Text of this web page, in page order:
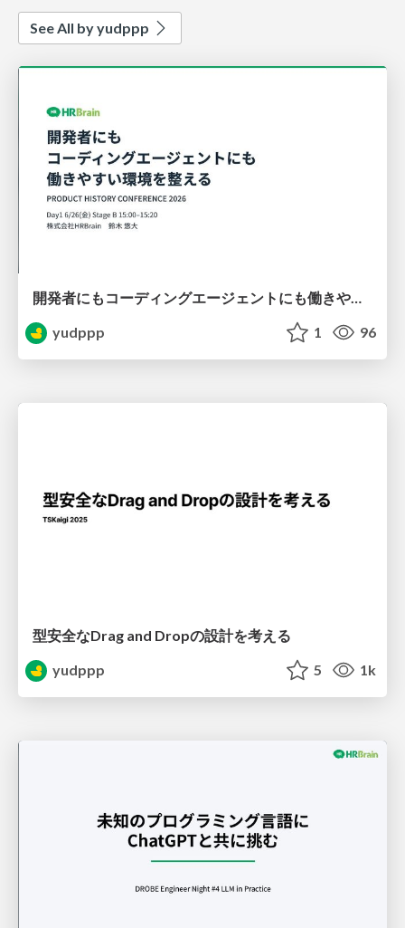
See All by yudppp
開発者にもコーディングエージェントにも働きやすい環境を整える
yudppp
1 96
型安全なDrag and Dropの設計を考える
yudppp
5 1k